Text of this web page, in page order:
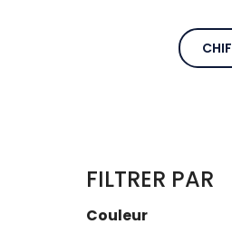
FILTRER PAR
Couleur